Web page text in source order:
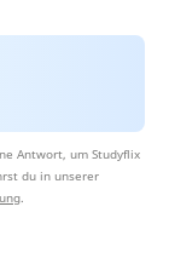
Antwort, um Studyflix
du in unserer
.